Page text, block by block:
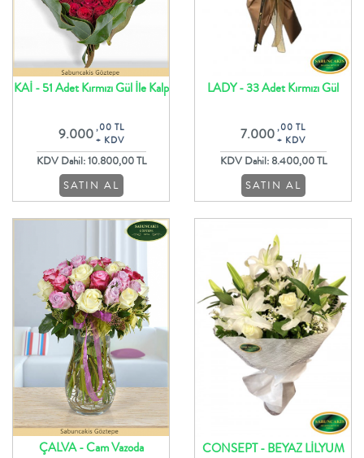
KAİ - 51 Adet Kırmızı Gül İle Kalp
9.000 ,00 TL
+ KDV
KDV Dahil: 10.800,00 TL
SATIN AL
LADY - 33 Adet Kırmızı Gül
7.000 ,00 TL
+ KDV
KDV Dahil: 8.400,00 TL
SATIN AL
ÇALVA - Cam Vazoda
CONSEPT - BEYAZ LİLYUM